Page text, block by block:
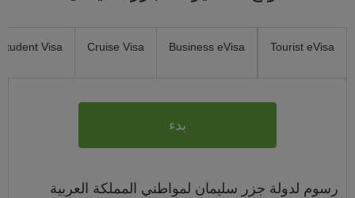
Tourist eVisa
Business eVisa
Cruise Visa
Student Visa
بدء
رسوم لدولة جزر سليمان لمواطني المملكة العربية